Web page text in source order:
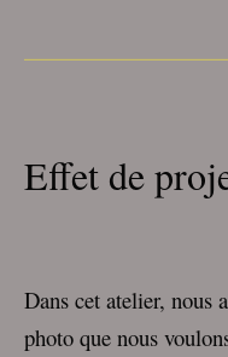
Effet de
Dans cet atelier, nous
photo que nous